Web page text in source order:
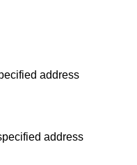
address
address